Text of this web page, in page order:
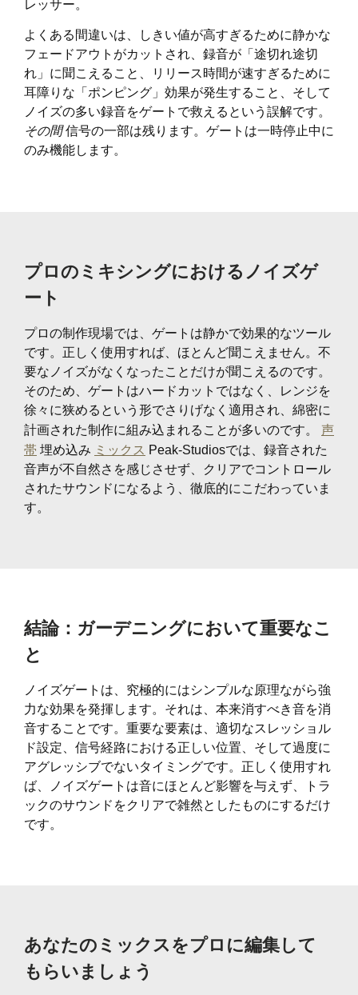
レッサー。
よくある間違いは、しきい値が高すぎるために静かな
フェードアウトがカットされ、録音が「途切れ途切
れ」に聞こえること、リリース時間が速すぎるために
耳障りな「ポンピング」効果が発生すること、そして
ノイズの多い録音をゲートで救えるという誤解です。
その間信号の一部は残ります。ゲートは一時停止中に
のみ機能します。
プロのミキシングにおけるノイズゲ
ート
プロの制作現場では、ゲートは静かで効果的なツール
です。正しく使用すれば、ほとんど聞こえません。不
要なノイズがなくなったことだけが聞こえるのです。
そのため、ゲートはハードカットではなく、レンジを
徐々に狭めるという形でさりげなく適用され、綿密に
計画された制作に組み込まれることが多いのです。 声
帯 埋め込み ミックス Peak-Studiosでは、録音された
音声が不自然さを感じさせず、クリアでコントロール
されたサウンドになるよう、徹底的にこだわっていま
す。
結論：ガーデニングにおいて重要なこ
と
ノイズゲートは、究極的にはシンプルな原理ながら強
力な効果を発揮します。それは、本来消すべき音を消
音することです。重要な要素は、適切なスレッショル
ド設定、信号経路における正しい位置、そして過度に
アグレッシブでないタイミングです。正しく使用すれ
ば、ノイズゲートは音にほとんど影響を与えず、トラ
ックのサウンドをクリアで雑然としたものにするだけ
です。
あなたのミックスをプロに編集して
もらいましょう